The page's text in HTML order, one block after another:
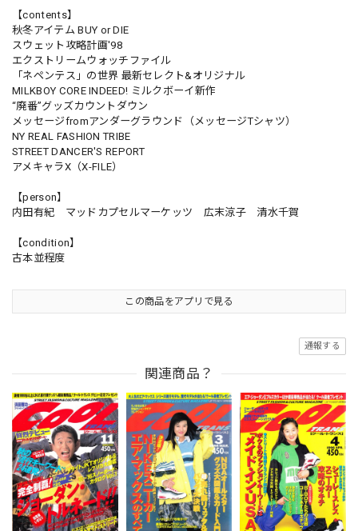
【contents】
秋冬アイテム BUY or DIE
スウェット攻略計画'98
エクストリームウォッチファイル
「ネペンテス」の世界 最新セレクト&オリジナル
MILKBOY CORE INDEED! ミルクボーイ新作
“廃番”グッズカウントダウン
メッセージfromアンダーグラウンド（メッセージTシャツ）
NY REAL FASHION TRIBE
STREET DANCER'S REPORT
アメキャラX（X-FILE）
【person】
内田有紀 マッドカプセルマーケッツ 広末涼子 清水千賀
【condition】
古本並程度
この商品をアプリで見る
通報する
関連商品？